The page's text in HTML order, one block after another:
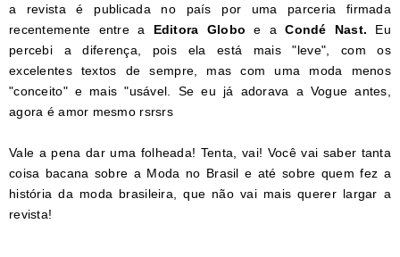
a revista é publicada no país por uma parceria firmada
recentemente entre a Editora Globoe aCondé Nast. Eu
percebi a diferença, pois ela está mais "leve", com os
excelentes textos de sempre, mas com uma moda menos
"conceito" e mais "usável. Se eu já adorava a Vogue antes,
agora é amor mesmo rsrsrs
Vale a pena dar uma folheada! Tenta, vai! Você vai saber tanta
coisa bacana sobre a Moda no Brasil e até sobre quem fez a
história da moda brasileira, que não vai mais querer largar a
revista!